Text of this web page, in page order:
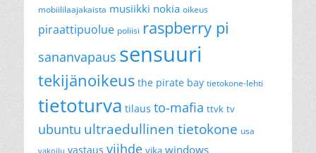
mobiililaajakaista musiikki nokia oikeus
piraattipuolue poliisi raspberry pi
sananvapaus sensuuri
tekijänoikeus the pirate bay tietokone-lehti
tietoturva tilaus to-mafia ttvk tv
ubuntu ultraedullinen tietokone usa
vakoilu vastaus viihde vika windows